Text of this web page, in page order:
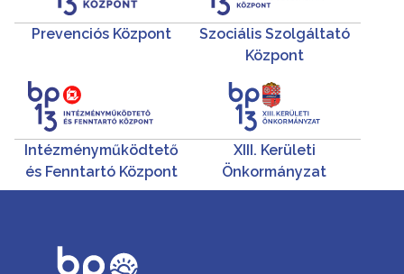
Prevenciós Központ
Szociális Szolgáltató
Központ
Intézményműködtető
és Fenntartó Központ
XIII. Kerületi
Önkormányzat